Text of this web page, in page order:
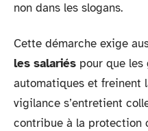
non dans les slogans.
Cette démarche exige
les salariés pour que les
automatiques et freinent
vigilance s’entretient
contribue à la protection